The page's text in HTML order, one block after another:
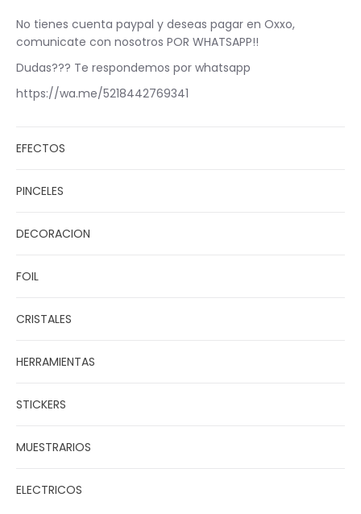
No tienes cuenta paypal y deseas pagar en Oxxo,
comunicate con nosotros POR WHATSAPP!!
Dudas??? Te respondemos por whatsapp
https://wa.me/5218442769341
EFECTOS
PINCELES
DECORACION
FOIL
CRISTALES
HERRAMIENTAS
STICKERS
MUESTRARIOS
ELECTRICOS